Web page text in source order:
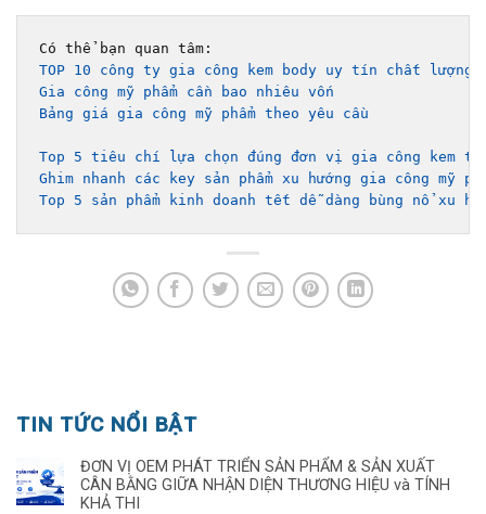
TOP 10 công ty gia công kem body uy tín chất lượng
Gia công mỹ phẩm cần bao nhiêu vốn
Bảng giá gia công mỹ phẩm theo yêu cầu
Top 5 tiêu chí lựa chọn đúng đơn vị gia công kem
Ghim nhanh các key sản phẩm xu hướng gia công mỹ
Top 5 sản phẩm kinh doanh tết dễ dàng bùng nổ xu
TIN TỨC NỔI BẬT
ĐƠN VỊ OEM PHÁT TRIỂN SẢN PHẨM & SẢN XUẤT
CÂN BẰNG GIỮA NHẬN DIỆN THƯƠNG HIỆU và TÍNH
KHẢ THI